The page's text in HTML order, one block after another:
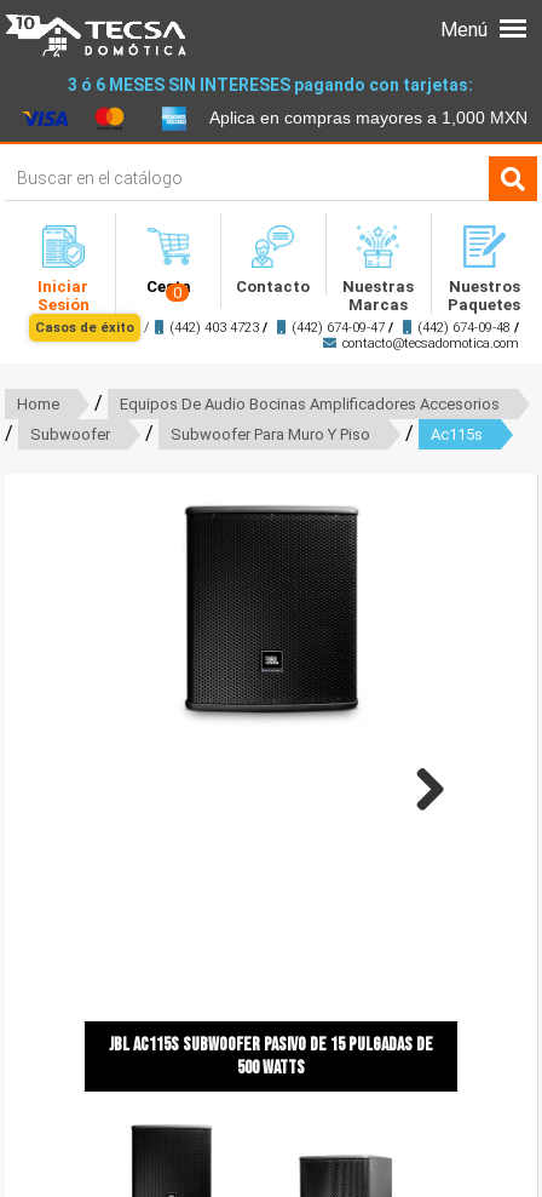
3 ó 6 MESES SIN INTERESES pagando con tarjetas:
Aplica en compras mayores a 1,000 MXN
Iniciar
Sesión
Cesta
0 Contacto
Nuestras
Marcas
Nuestros
Paquetes
Casos de éxito / (442) 403 4723 / (442) 674-09-47 / (442) 674-09-48 /
contacto@tecsadomotica.com
Menú
Home / Equipos De Audio Bocinas Amplificadores Accesorios
/ Subwoofer / Subwoofer Para Muro Y Piso / Ac115s
Jbl ac115s subwoofer pasivo de 15 pulgadas de
500 watts